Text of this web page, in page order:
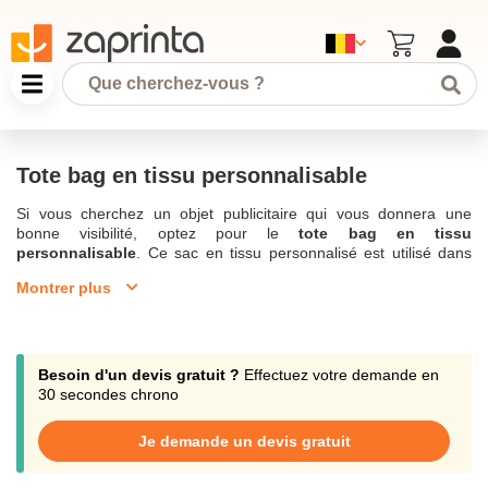
Tote bag en tissu personnalisable
Si vous cherchez un objet publicitaire qui vous donnera une
bonne visibilité, optez pour letote bag en tissu
personnalisable . Ce sac en tissu personnalisé est utilisé dans
également transporter aussi des affaires de sport, le goûter des
société belge spécialisée dans les objets publicitaires vous
propose toute une série de tote bags encoton écologique
en tissu intissé, avec une impression de qualité pour votre logo en
transporter plusieurs kilos. C'est aussi une bonne façon d'initier
votre clientèle à une démarche écoresponsable et limiter leur
consommation de plastique. A vous d'élire la couleur qui
Montrer plus
Besoin d'un devis gratuit ? Effectuez votre demande en
30 secondes chrono
Je demande un devis gratuit